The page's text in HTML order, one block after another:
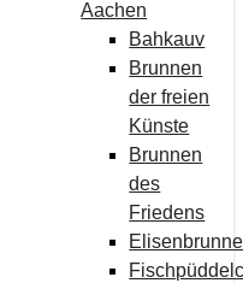
Aachen
Bahkauv
Brunnen
der freien
Künste
Brunnen
des
Friedens